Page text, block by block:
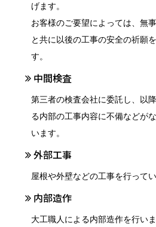
げます。
お客様のご要望によっては、無
と共に以後の工事の安全の祈願
す。
中間検査
第三者の検査会社に委託し、以
る内部の工事内容に不備などが
います。
外部工事
屋根や外壁などの工事を行ってい
内部造作
大工職人による内部造作を行い